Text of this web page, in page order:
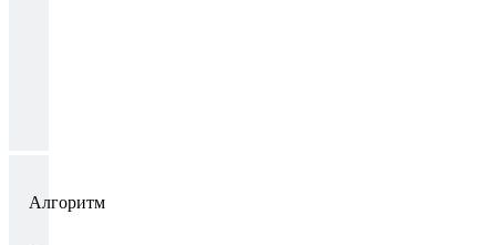
Алгоритм